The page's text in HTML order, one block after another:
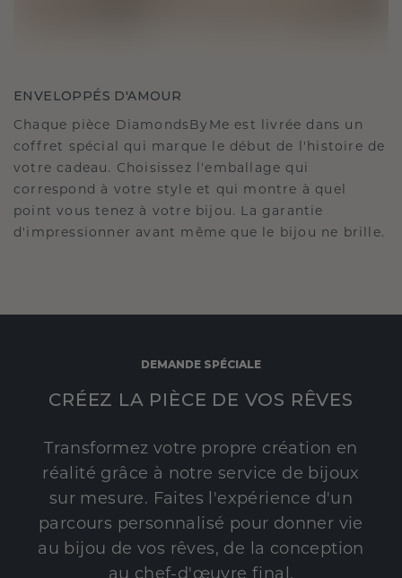
ENVELOPPÉS D'AMOUR
Chaque pièce DiamondsByMe est livrée dans un
coffret spécial qui marque le début de l'histoire de
votre cadeau. Choisissez l'emballage qui
correspond à votre style et qui montre à quel
point vous tenez à votre bijou. La garantie
d'impressionner avant même que le bijou ne brille.
DEMANDE SPÉCIALE
CRÉEZ LA PIÈCE DE VOS RÊVES
Transformez votre propre création en
réalité grâce à notre service de bijoux
sur mesure. Faites l'expérience d'un
parcours personnalisé pour donner vie
au bijou de vos rêves, de la conception
au chef-d'œuvre final.